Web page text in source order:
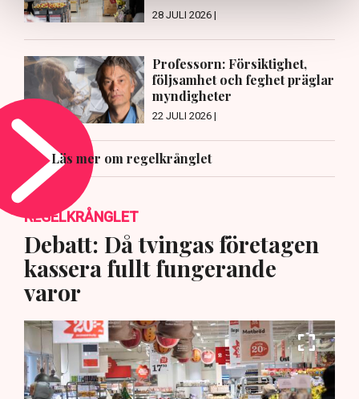
28 JULI 2026 |
Professorn: Försiktighet,
följsamhet och feghet präglar
myndigheter
22 JULI 2026 |
Läs mer om regelkrånglet
REGELKRÅNGLET
Debatt: Då tvingas företagen
kassera fullt fungerande
varor